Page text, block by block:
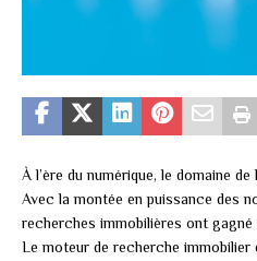
À l’ère du numérique, le domaine
Avec la montée en puissance des
recherches immobilières ont
Le moteur de recherche immobilier